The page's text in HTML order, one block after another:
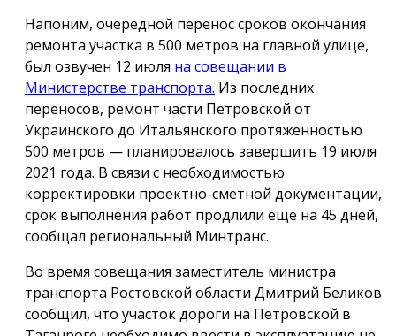
Напоним, очередной перенос сроков окончания
ремонта участка в 500 метров на главной улице,
был озвучен 12 июля на совещании в
Министерстве транспорта. Из последних
переносов, ремонт части Петровской от
Украинского до Итальянского протяженностью
500 метров — планировалось завершить 19 июля
2021 года. В связи с необходимостью
корректировки проектно-сметной документации,
срок выполнения работ продлили ещё на 45 дней,
сообщал региональный Минтранс.
Во время совещания заместитель министра
транспорта Ростовской области Дмитрий Беликов
сообщил, что участок дороги на Петровской в